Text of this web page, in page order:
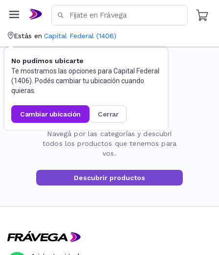
Estás en Capital Federal (1406)
No pudimos ubicarte
Te mostramos las opciones para Capital Federal
(1406). Podés cambiar tu ubicación cuando
quieras.
cambiar ubicación cerrar
La página no existe
Navegá por las categorías y descubrí
todos los productos que tenemos para
vos.
Descubrir productos